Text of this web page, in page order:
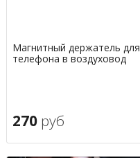
Магнитный держатель для
телефона в воздуховод
270 руб